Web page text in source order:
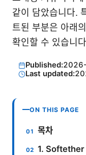
같이 담았습니다.
트된 부분은 아래
확인할 수 있습니
Published:
Last updated:
ON THIS PAGE
목차
1. Softether